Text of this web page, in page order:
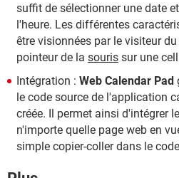
suffit de sélectionner une date
l'heure. Les différentes
être visionnées par le visiteur
pointeur de la souris sur une
Intégration : Web Calendar Pad
le code source de l'application
créée. Il permet ainsi d'intégrer
n'importe quelle page web en
simple copier-coller dans le